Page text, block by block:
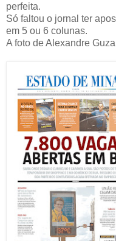
perfeita.
Só faltou o jornal ter
em 5 ou 6 colunas.
A foto de Alexandre